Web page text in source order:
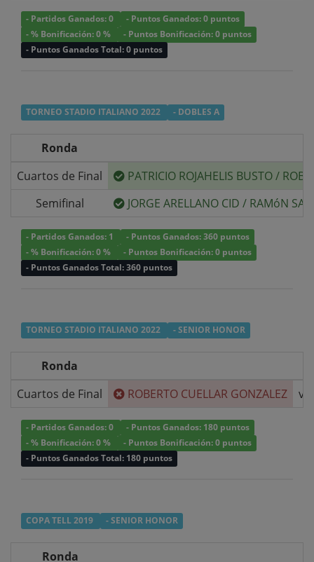
- Partidos Ganados: 0
- Puntos Ganados: 0 puntos
- % Bonificación: 0 %
- Puntos Bonificación: 0 puntos
- Puntos Ganados Total: 0 puntos
TORNEO STADIO ITALIANO 2022 - DOBLES A
Ronda
Cuartos de Final
PATRICIO ROJAHELIS BUSTO/
Semifinal
JORGE ARELLANO CID / RAMóN
- Partidos Ganados: 1
- Puntos Ganados: 360 puntos
- % Bonificación: 0 %
- Puntos Bonificación: 0 puntos
- Puntos Ganados Total: 360 puntos
TORNEO STADIO ITALIANO 2022 - SENIOR HONOR
Ronda
Cuartos de Final
ROBERTO CUELLAR GONZALEZ v/s
- Partidos Ganados: 0
- Puntos Ganados: 180 puntos
- % Bonificación: 0 %
- Puntos Bonificación: 0 puntos
- Puntos Ganados Total: 180 puntos
COPA TELL 2019 - SENIOR HONOR
Ronda